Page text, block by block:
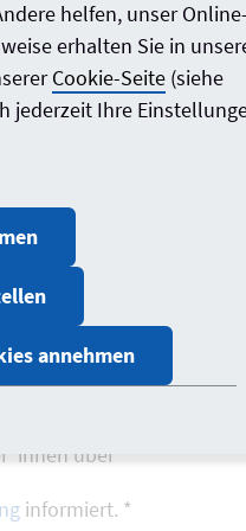
zur
diese an.
zur Kenntnis
über
informiert. *
helfen, unser Online-
erhalten Sie in
Cookie-Seite (siehe
jederzeit Ihre
annehmen